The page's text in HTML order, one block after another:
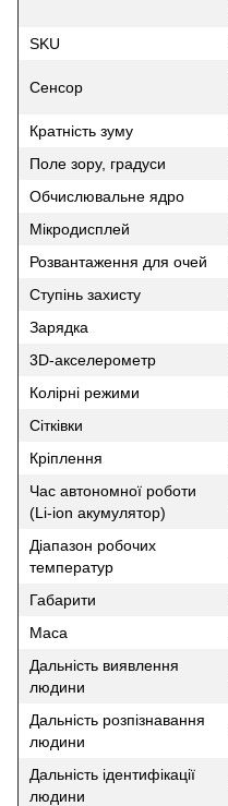
SKU
Сенсор
Кратність зуму
Поле зору, градуси
Обчислювальне ядро
Мікродисплей
Розвантаження для очей
Ступінь захисту
Зарядка
3D-акселерометр
Колірні режими
Сітківки
Кріплення
Час автономної роботи
(Li-ion акумулятор)
Діапазон робочих
температур
Габарити
Маса
Дальність виявлення
людини
Дальність розпізнавання
людини
Дальність ідентифікації
людини